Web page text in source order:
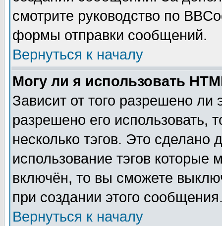
смотрите руководство по
формы отправки сообщений.
Вернуться к началу
Могу ли я использовать
Зависит от того разрешено
разрешено его использовать,
несколько тэгов. Это сделано
использование тэгов
включён, то вы сможете
при создании этого
Вернуться к началу